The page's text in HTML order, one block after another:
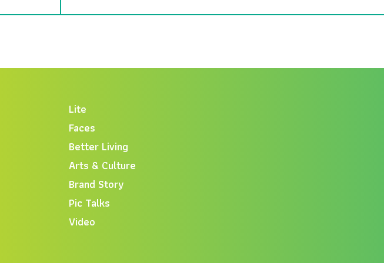
Lite
Faces
Better Living
Arts & Culture
Brand Story
Pic Talks
Video